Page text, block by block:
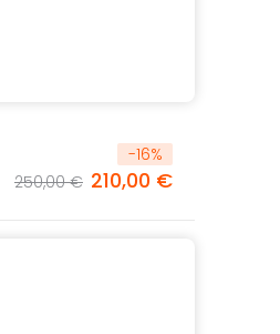
-16%
250,00 € 210,00 €